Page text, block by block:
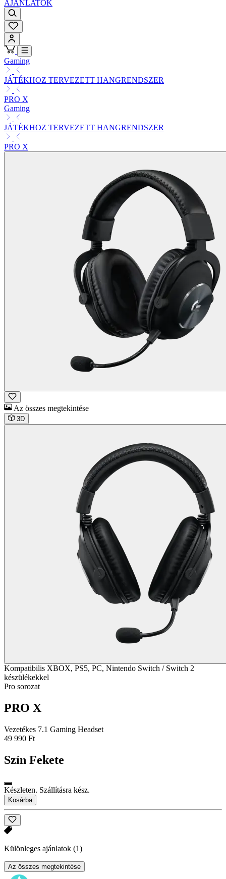
AJÁNLATOK
Gaming
JÁTÉKHOZ TERVEZETT HANGRENDSZER
PRO X
Gaming
JÁTÉKHOZ TERVEZETT HANGRENDSZER
PRO X
Az összes megtekintése
3D
Kompatibilis XBOX, PS5, PC, Nintendo Switch / Switch 2
készülékekkel
Pro sorozat
PRO X
Vezetékes 7.1 Gaming Headset
49 990 Ft
Szín Fekete
Készleten. Szállításra kész.
Kosárba
Különleges ajánlatok (1)
Az összes megtekintése